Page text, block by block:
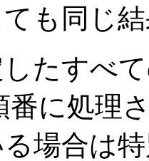
も同じ
たすべ
番に処理
場合は